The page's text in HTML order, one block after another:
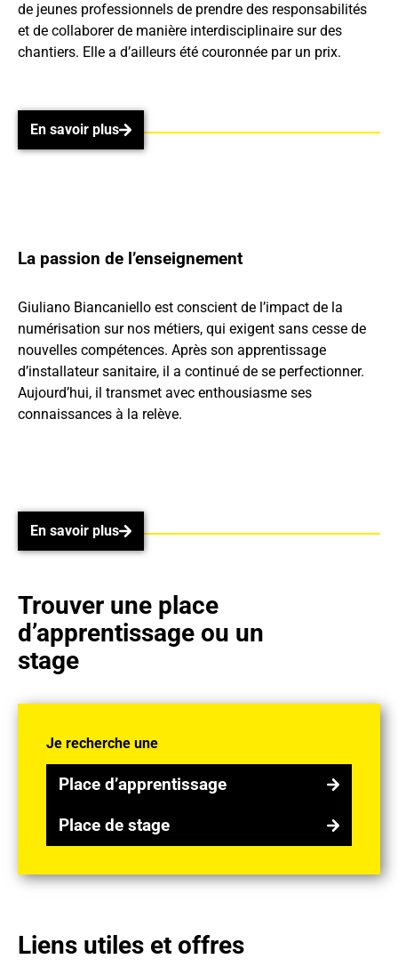
de jeunes professionnels de prendre des responsabilités
et de collaborer de manière interdisciplinaire sur des
chantiers. Elle a d’ailleurs été couronnée par un prix.
En savoir plus
La passion de l’enseignement
Giuliano Biancaniello est conscient de l’impact de la
numérisation sur nos métiers, qui exigent sans cesse de
nouvelles compétences. Après son apprentissage
d’installateur sanitaire, il a continué de se perfectionner.
Aujourd’hui, il transmet avec enthousiasme ses
connaissances à la relève.
En savoir plus
En savoir plus
Trouver une place
d’apprentissage ou un
stage
Je recherche une
Place d’apprentissage
Place de stage
Liens utiles et offres